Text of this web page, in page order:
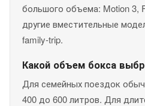
большого объема: Motion 3,
другие вместительные
family-trip.
Какой объем бокса
Для семейных поездок
400 до 600 литров. Для